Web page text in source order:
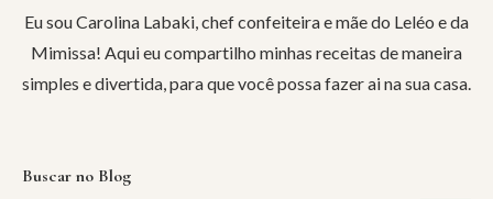
Eu sou Carolina Labaki, chef confeiteira e mãe do Leléo e da
Mimissa! Aqui eu compartilho minhas receitas de maneira
simples e divertida, para que você possa fazer ai na sua casa.
Buscar no Blog